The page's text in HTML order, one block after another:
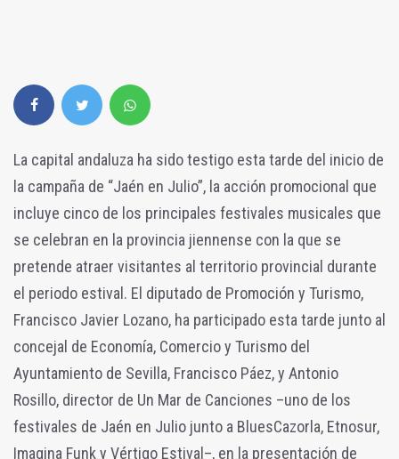
La capital andaluza ha sido testigo esta tarde del inicio de
la campaña de “Jaén en Julio”, la acción promocional que
incluye cinco de los principales festivales musicales que
se celebran en la provincia jiennense con la que se
pretende atraer visitantes al territorio provincial durante
el periodo estival. El diputado de Promoción y Turismo,
Francisco Javier Lozano, ha participado esta tarde junto al
concejal de Economía, Comercio y Turismo del
Ayuntamiento de Sevilla, Francisco Páez, y Antonio
Rosillo, director de Un Mar de Canciones –uno de los
festivales de Jaén en Julio junto a BluesCazorla, Etnosur,
Imagina Funk y Vértigo Estival–, en la presentación de